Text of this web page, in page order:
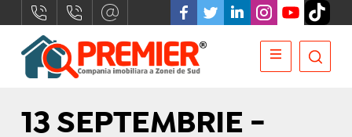
13 SEPTEMBRIE -